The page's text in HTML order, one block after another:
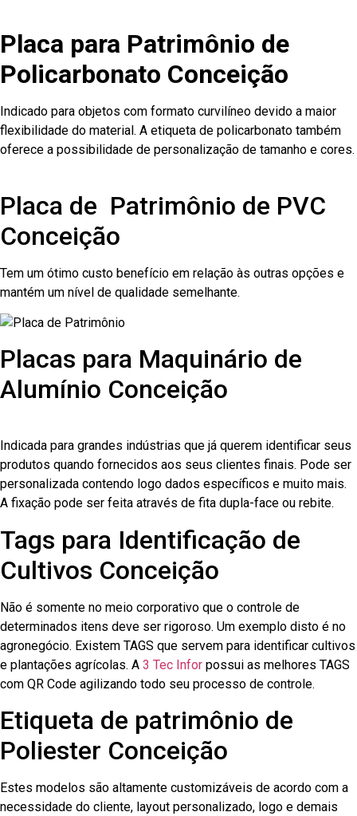
Placa para Patrimônio de
Policarbonato Conceição
Indicado para objetos com formato curvilíneo devido a maior
flexibilidade do material. A etiqueta de policarbonato também
oferece a possibilidade de personalização de tamanho e cores.
Placa de Patrimônio de PVC
Conceição
Tem um ótimo custo benefício em relação às outras opções e
mantém um nível de qualidade semelhante.
Placas para Maquinário de
Alumínio Conceição
Indicada para grandes indústrias que já querem identificar seus
produtos quando fornecidos aos seus clientes finais. Pode ser
personalizada contendo logo dados específicos e muito mais.
A fixação pode ser feita através de fita dupla-face ou rebite.
Tags para Identificação de
Cultivos Conceição
Não é somente no meio corporativo que o controle de
determinados itens deve ser rigoroso. Um exemplo disto é no
agronegócio. Existem TAGS que servem para identificar cultivos
e plantações agrícolas. A 3 Tec Infor possui as melhores TAGS
com QR Code agilizando todo seu processo de controle.
Etiqueta de patrimônio de
Poliester Conceição
Estes modelos são altamente customizáveis de acordo com a
necessidade do cliente, layout personalizado, logo e demais